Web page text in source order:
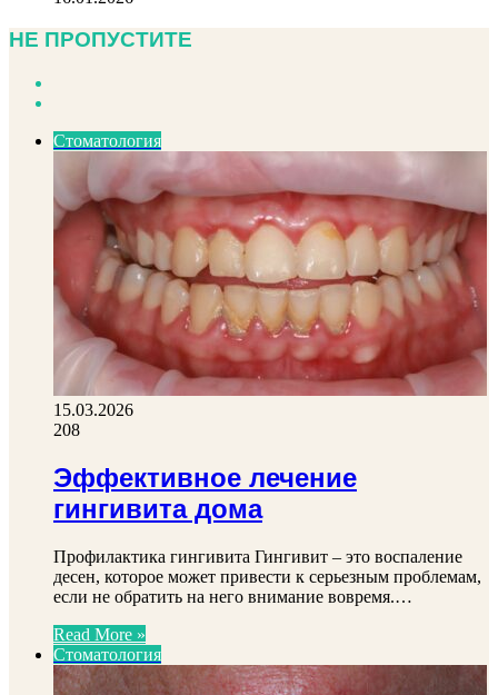
НЕ ПРОПУСТИТЕ
Стоматология
15.03.2026
208
Эффективное лечение
гингивита дома
Профилактика гингивита Гингивит – это воспаление
десен, которое может привести к серьезным проблемам,
если не обратить на него внимание вовремя.…
Read More »
Стоматология